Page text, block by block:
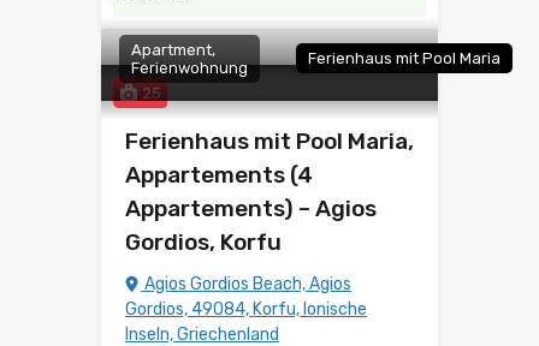
25
Apartment,
Ferienwohnung
Ferienhaus mit Pool Maria
Ferienhaus mit Pool Maria,
Appartements (4
Appartements) – Agios
Gordios, Korfu
Agios Gordios Beach, Agios
Gordios, 49084, Korfu, Ionische
Inseln, Griechenland